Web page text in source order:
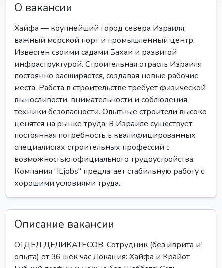
О вакансии
Хайфа — крупнейший город севера Израиля,
важный морской порт и промышленный центр.
Известен своими садами Бахаи и развитой
инфраструктурой. Строительная отрасль Израиля
постоянно расширяется, создавая новые рабочие
места. Работа в строительстве требует физической
выносливости, внимательности и соблюдения
техники безопасности. Опытные строители высоко
ценятся на рынке труда. В Израиле существует
постоянная потребность в квалифицированных
специалистах строительных профессий с
возможностью официального трудоустройства.
Компания "ILjobs" предлагает стабильную работу с
хорошими условиями труда.
Описание вакансии
ОТДЕЛ ДЕЛИКАТЕСОВ. Сотрудник (без иврита и
опыта) от 36 шек час Локация: Хайфа и Крайот